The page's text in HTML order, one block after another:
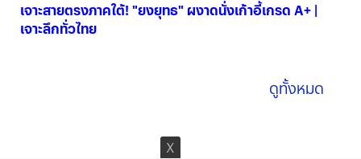
เจาะสายตรงภาคใต้! "ยงยุทธ" ผงาดนั่งเก้าอี้เกรด A+ |
เจาะลึกทั่วไทย
ดูทั้งหมด